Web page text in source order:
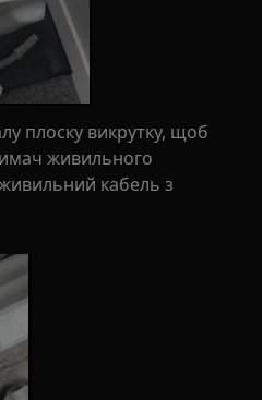
плоску викрутку, щоб
живильного
кабель з